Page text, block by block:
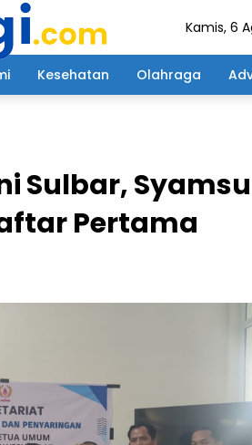
Kamis, 6
Kesehatan Olahraga
Sulbar,
Pertama